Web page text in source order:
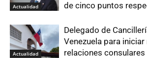
Actualidad
de cinco puntos
Actualidad
Delegado de
Venezuela para
relaciones consulares